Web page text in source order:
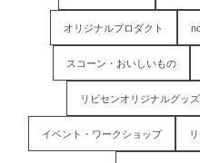
オリジナルプロダクト
スコーン・おいしいもの
リビセンオリジナルグッズ
イベント・ワークショップ